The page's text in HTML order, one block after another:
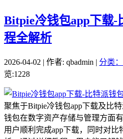
Bitpie冷钱包app下载-
程全解析
2026-04-02 | 作者: qbadmin | 分类
览:1228
聚焦于Bitpie冷钱包app下载及比
钱包在数字资产存储与管理方面
用户顺利完成app下载，同时对